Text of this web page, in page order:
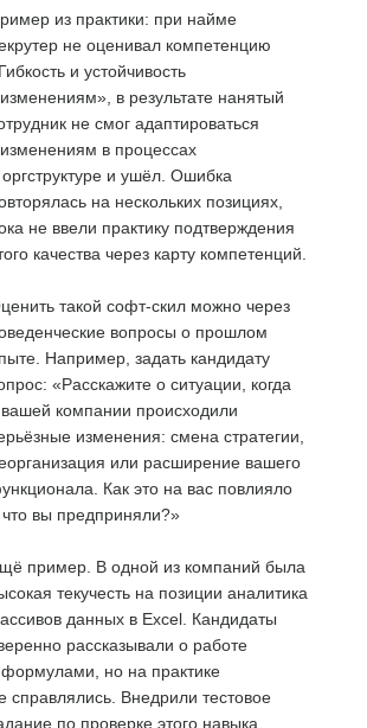
из практики: при найме
не оценивал компетенцию
и устойчивость
в результате нанятый
не смог адаптироваться
изменениям в процессах
оргструктуре и ушёл. Ошибка
на нескольких позициях,
не ввели практику подтверждения
качества через карту компетенций.
такой софт-скил можно через
вопросы о прошлом
Например, задать кандидату
«Расскажите о ситуации, когда
вашей компании происходили
изменения: смена стратегии,
или расширение вашего
Как это на вас повлияло
что вы предприняли?»
пример. В одной из компаний была
текучесть на позиции аналитика
данных в Excel. Кандидаты
рассказывали о работе
но на практике
справлялись. Внедрили тестовое
по проверке этого навыка,